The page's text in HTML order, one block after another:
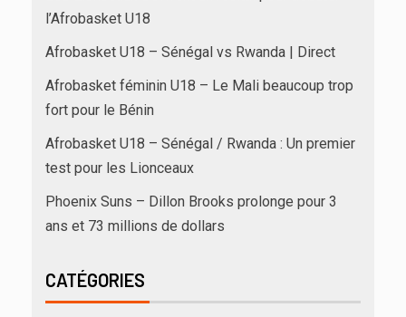
l’Afrobasket U18
Afrobasket U18 – Sénégal vs Rwanda | Direct
Afrobasket féminin U18 – Le Mali beaucoup trop
fort pour le Bénin
Afrobasket U18 – Sénégal / Rwanda : Un premier
test pour les Lionceaux
Phoenix Suns – Dillon Brooks prolonge pour 3
ans et 73 millions de dollars
CATÉGORIES